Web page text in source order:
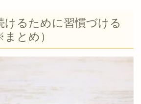
けるために習慣づける
とめ）